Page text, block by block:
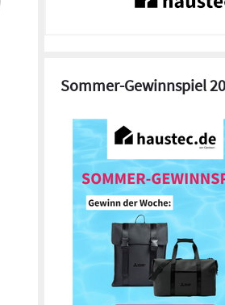
Sommer-Gewinnspiel